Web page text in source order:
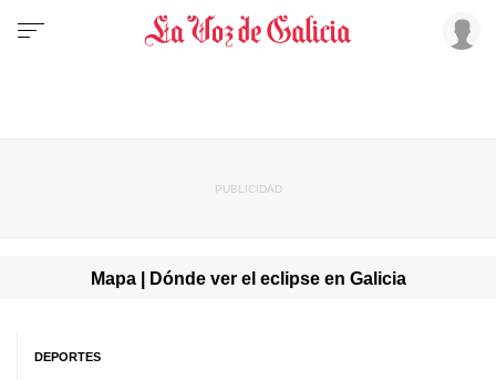
Mapa | Dónde ver el eclipse en Galicia
DEPORTES